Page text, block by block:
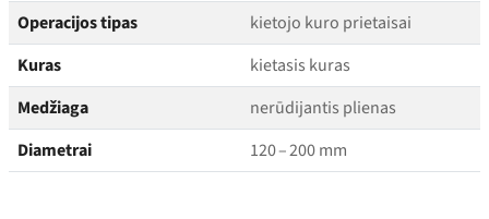
Operacijos tipas
kietojo kuro prietaisai
Kuras
kietasis kuras
Medžiaga
nerūdijantis plienas
Diametrai
120 – 200 mm